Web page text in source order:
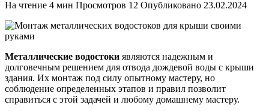
На чтение 4 мин Просмотров 12 Опубликовано 23.02.2024
Металлические водостоки являются надежным и
долговечным решением для отвода дождевой воды с крыши
здания. Их монтаж под силу опытному мастеру, но
соблюдение определенных этапов и правил позволит
справиться с этой задачей и любому домашнему мастеру.